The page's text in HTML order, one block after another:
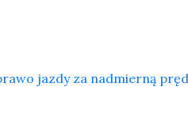
jazdy za nadmierną